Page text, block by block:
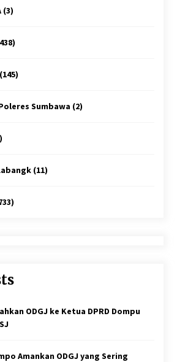
(3)
Sumbawa (2)
(11)
ODGJ ke Ketua DPRD Dompu
Amankan ODGJ yang Sering